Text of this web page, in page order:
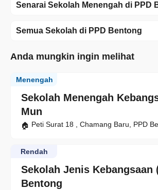
Senarai Sekolah Menengah di PPD
Semua Sekolah di PPD Bentong
Anda mungkin ingin melihat
Sekolah Menengah
Mun
Menengah
Peti Surat 18 , Chamang Baru, PPD
Sekolah Jenis Kebangsaan
Bentong
Rendah